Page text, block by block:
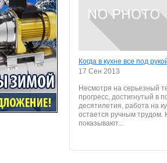
Когда в кухне все под
17 Сен 2013
Несмотря на серьезный
прогресс, достигнутый в
десятилетия, работа на
остается ручным трудом.
показывают...